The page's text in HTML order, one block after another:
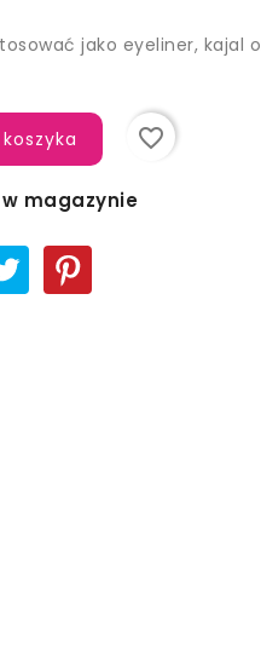
jako eyeliner, kajal
favorite_border
magazynie